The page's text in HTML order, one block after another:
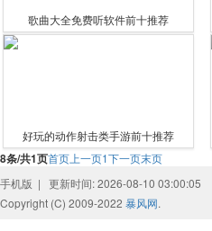
歌曲大全免费听软件前十推荐
好玩的动作射击类手游前十推荐
8条/共1页首页 上一页1下一页末页
手机版 | 更新时间: 2026-08-10 03:00:05
Copyright (C) 2009-2022 暴风网.